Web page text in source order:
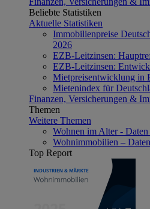
Beliebte Statistiken
Aktuelle Statistiken
Immobilienpreise
2026
EZB-Leitzinsen:
EZB-Leitzinsen:
Mietpreisentwicklung in
Mietenindex für
Finanzen, Versicherungen &
Themen
Weitere Themen
Wohnen im Alter -
Wohnimmobilien –
Top Report